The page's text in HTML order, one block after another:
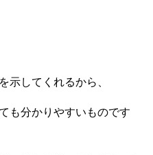
示してくれるから、
も分かりやすいものです